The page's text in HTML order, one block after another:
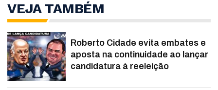
VEJA TAMBÉM
Roberto Cidade evita embates e
aposta na continuidade ao lançar
candidatura à reeleição